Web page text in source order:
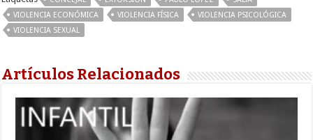
VIOLENCIA ECONÓMICA
VIOLENCIA FÍSICA
VIOLENCIA PSICOLÓGICA
VIOLENCIA SEXUAL
Artículos Relacionados